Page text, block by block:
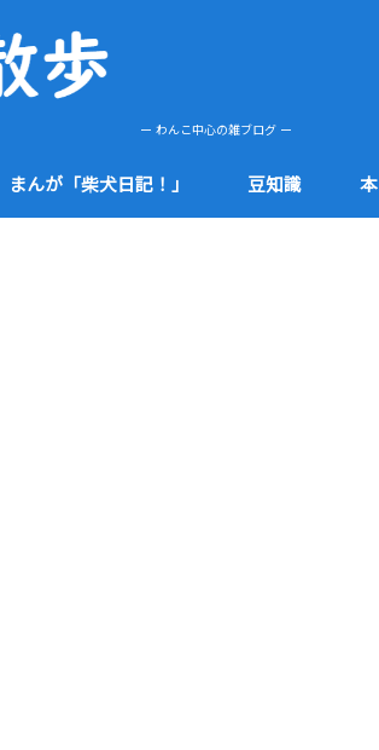
ー わんこ中心の雑ブログ ー
まんが「柴犬日記！」 豆知識 本